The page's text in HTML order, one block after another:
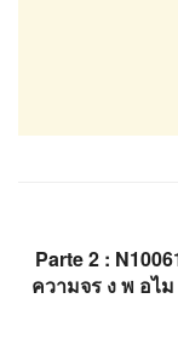
Parte 2 :
ความจร ง พ อไ